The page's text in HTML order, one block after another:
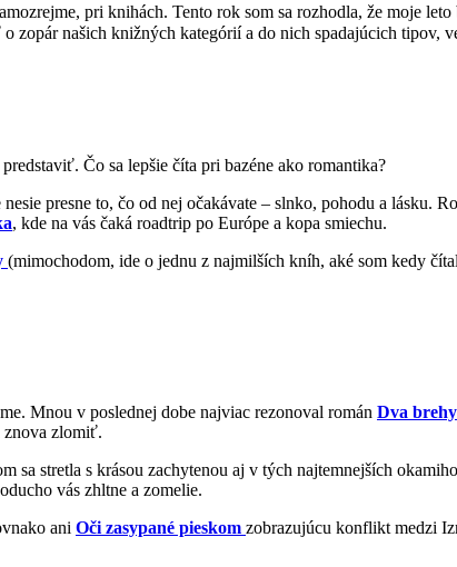
pri knihách. Tento rok som sa rozhodla, že moje
našich knižných kategórií a do nich spadajúcich tipov,
Čo sa lepšie číta pri bazéne ako romantika?
nesie presne to, čo od nej očakávate – slnko, pohodu a lásku.
, kde na vás čaká roadtrip po Európe a kopa smiechu.
(mimochodom, ide o jednu z najmilších kníh, aké som kedy
Mnou v poslednej dobe najviac rezonoval román Dva
znova zlomiť.
sa stretla s krásou zachytenou aj v tých najtemnejších
vás zhltne a zomelie.
ani Oči zasypané pieskom zobrazujúcu konflikt medzi